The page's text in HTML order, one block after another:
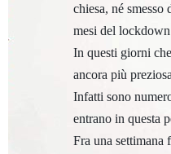
chiesa, né smesso
mesi del
In questi giorni
ancora più
Infatti sono
entrano in questa
Fra una settimana